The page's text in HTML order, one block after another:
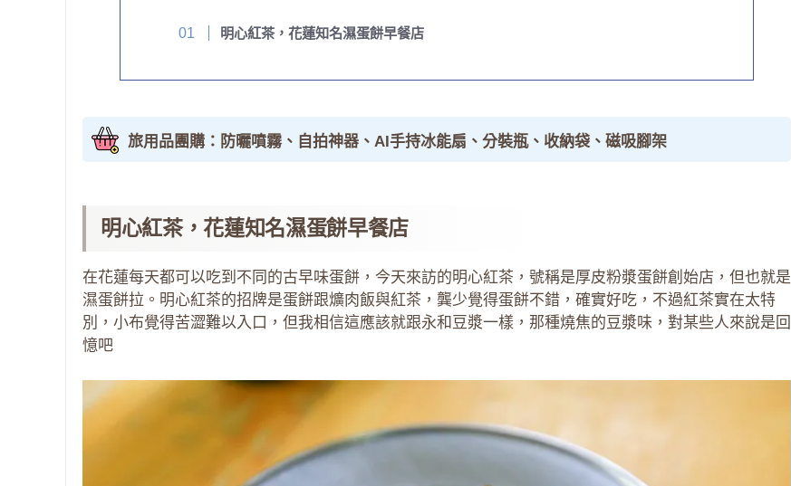
明心紅茶，花蓮知名濕蛋餅早餐店
旅用品團購：防曬噴霧、自拍神器、AI手持冰能扇、分裝瓶、收納袋、磁吸腳架
明心紅茶，花蓮知名濕蛋餅早餐店
在花蓮每天都可以吃到不同的古早味蛋餅，今天來訪的明心紅茶，號稱是厚皮粉漿蛋餅創始店，但也就是
濕蛋餅拉。明心紅茶的招牌是蛋餅跟爌肉飯與紅茶，龔少覺得蛋餅不錯，確實好吃，不過紅茶實在太特
別，小布覺得苦澀難以入口，但我相信這應該就跟永和豆漿一樣，那種燒焦的豆漿味，對某些人來說是回
憶吧